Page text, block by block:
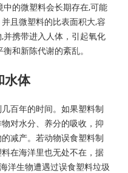
的微塑料会长期存在,可能
且微塑料的比表面积大,容
携带进入人体，引起氧化
和新陈代谢的紊乱。
水体
百年的时间。如果塑料制
对水分、养分的吸收，抑
减产。若动物误食塑料制
在海洋里也无处不在，据
洋生物遭遇过误食塑料垃圾